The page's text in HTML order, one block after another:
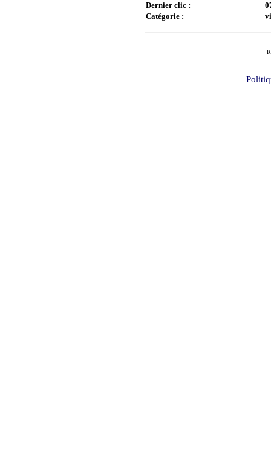
Dernier clic :
Catégorie :